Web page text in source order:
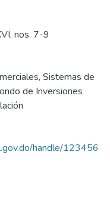
nos. 7-9
, Sistemas de
de Inversiones
handle/123456